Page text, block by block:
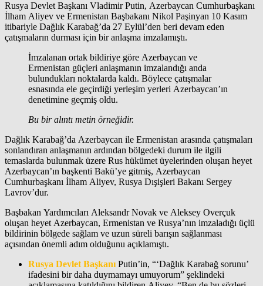
Rusya Devlet Başkanı Vladimir Putin, Azerbaycan Cumhurbaşkanı
İlham Aliyev ve Ermenistan Başbakanı Nikol Paşinyan 10 Kasım
itibariyle Dağlık Karabağ’da 27 Eylül’den beri devam eden
çatışmaların durması için bir anlaşma imzalamıştı.
İmzalanan ortak bildiriye göre Azerbaycan ve
Ermenistan güçleri anlaşmanın imzalandığı anda
bulundukları noktalarda kaldı. Böylece çatışmalar
esnasında ele geçirdiği yerleşim yerleri Azerbaycan’ın
denetimine geçmiş oldu.
Bu bir alıntı metin örneğidir.
Dağlık Karabağ’da Azerbaycan ile Ermenistan arasında çatışmaları
sonlandıran anlaşmanın ardından bölgedeki durum ile ilgili
temaslarda bulunmak üzere Rus hükümet üyelerinden oluşan heyet
Azerbaycan’ın başkenti Bakü’ye gitmiş, Azerbaycan
Cumhurbaşkanı İlham Aliyev, Rusya Dışişleri Bakanı Sergey
Lavrov’dur.
Başbakan Yardımcıları Aleksandr Novak ve Aleksey Overçuk
oluşan heyet Azerbaycan, Ermenistan ve Rusya’nın imzaladığı üçlü
bildirinin bölgede sağlam ve uzun süreli barışın sağlanması
açısından önemli adım olduğunu açıklamıştı.
Rusya Devlet BaşkanıPutin’in, “‘Dağlık Karabağ sorunu’
ifadesini bir daha duymamayı umuyorum” şeklindeki